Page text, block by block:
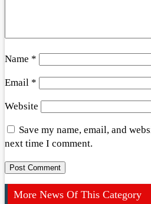
Name *
Email *
Website
Save my name, email, and
next time I comment.
More News Of This Category